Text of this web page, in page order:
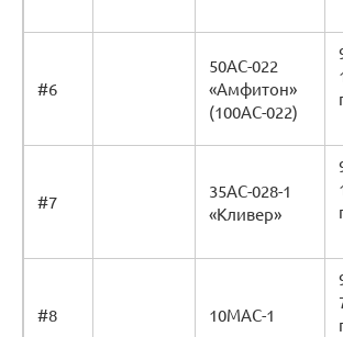
#6
50АС-022
«Амфитон»
(100АС-022)
#7
35АС-028-1
«Кливер»
#8 10МАС-1